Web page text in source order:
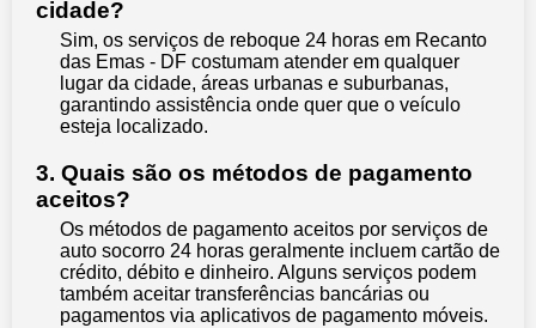
cidade?
Sim, os serviços de reboque 24 horas em Recanto
das Emas - DF costumam atender em qualquer
lugar da cidade, áreas urbanas e suburbanas,
garantindo assistência onde quer que o veículo
esteja localizado.
3. Quais são os métodos de pagamento
aceitos?
Os métodos de pagamento aceitos por serviços de
auto socorro 24 horas geralmente incluem cartão de
crédito, débito e dinheiro. Alguns serviços podem
também aceitar transferências bancárias ou
pagamentos via aplicativos de pagamento móveis.